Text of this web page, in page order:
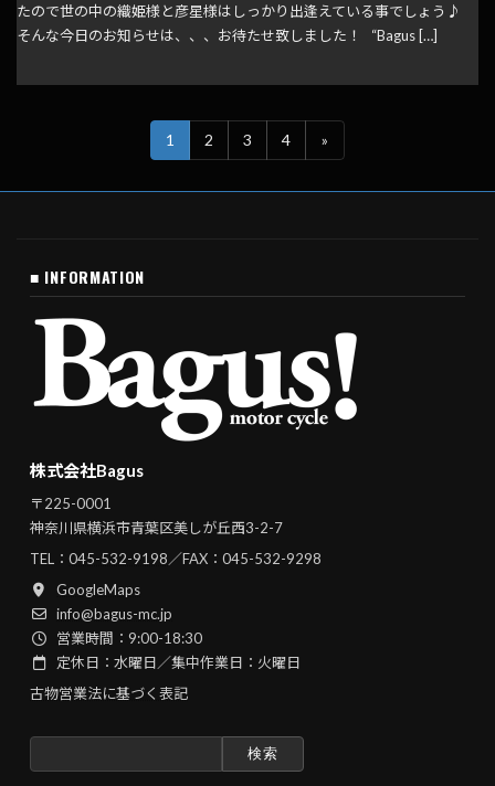
たので世の中の織姫様と彦星様はしっかり出逢えている事でしょう♪
そんな今日のお知らせは、、、お待たせ致しました！ “Bagus […]
1 2 3 4 »
■ INFORMATION
株式会社Bagus
〒225-0001
神奈川県横浜市青葉区美しが丘西3-2-7
TEL： 045-532-9198／FAX：045-532-9298
GoogleMaps
info@bagus-mc.jp
営業時間：9:00-18:30
定休日：水曜日／集中作業日：火曜日
古物営業法に基づく表記
検